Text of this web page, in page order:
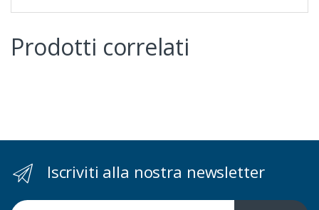
Prodotti correlati
Iscriviti alla nostra newsletter